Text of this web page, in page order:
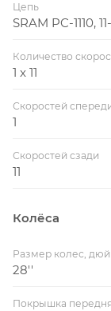
Цепь
SRAM PC-1110,
Количество
1 x 11
Скоростей
1
Скоростей сзади
11
Колёса
Размер колес,
28''
Покрышка